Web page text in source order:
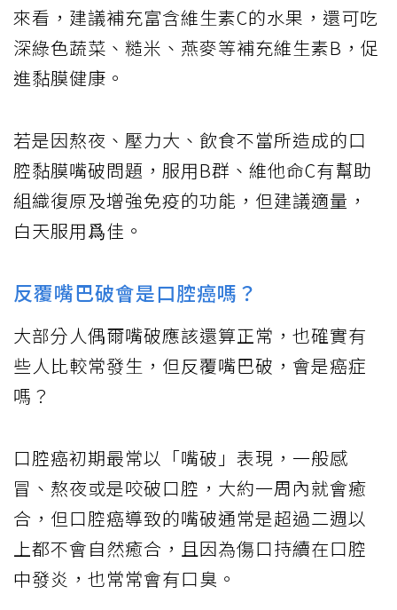
來看，建議補充富含維生素C的水果，還可吃
深綠色蔬菜、糙米、燕麥等補充維生素B，促
進黏膜健康。
若是因熬夜、壓力大、飲食不當所造成的口
腔黏膜嘴破問題，服用B群、維他命C有幫助
組織復原及增強免疫的功能，但建議適量，
白天服用爲佳。
反覆嘴巴破會是口腔癌嗎？
大部分人偶爾嘴破應該還算正常，也確實有
些人比較常發生，但反覆嘴巴破，會是癌症
嗎？
口腔癌初期最常以「嘴破」表現，一般感
冒、熬夜或是咬破口腔，大約一周內就會癒
合，但口腔癌導致的嘴破通常是超過二週以
上都不會自然癒合，且因為傷口持續在口腔
中發炎，也常常會有口臭。